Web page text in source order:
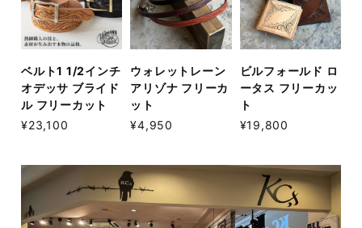
ベルト1 1/2インチ
オデッサ ブライド
ル フリーカット
¥23,100
ウォレットレーン
アリゾナ フリーカ
ット
¥4,950
ビルフォールド ロ
ータス フリーカッ
ト
¥19,800